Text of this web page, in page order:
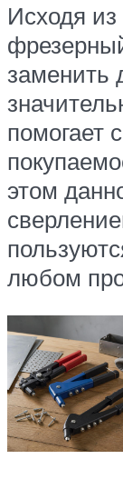
Исходя из
заменить
помогает
этом
любом